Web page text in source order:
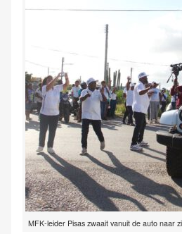
MFK-leider Pisas zwaait vanuit de auto naar